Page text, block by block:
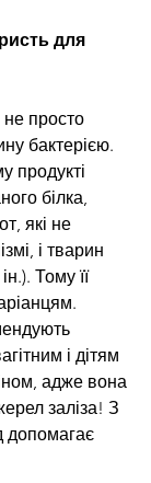
для
не просто
бактерією.
продукті
білка,
які не
і тварин
Тому її
і дітям
адже вона
заліза! З
допомагає